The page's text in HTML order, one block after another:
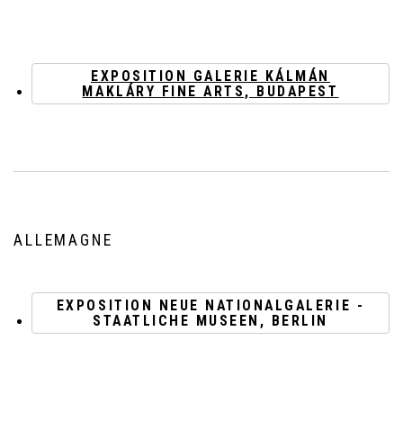
EXPOSITION GALERIE KÁLMÁN
MAKLÁRY FINE ARTS, BUDAPEST
ALLEMAGNE
EXPOSITION NEUE NATIONALGALERIE -
STAATLICHE MUSEEN, BERLIN